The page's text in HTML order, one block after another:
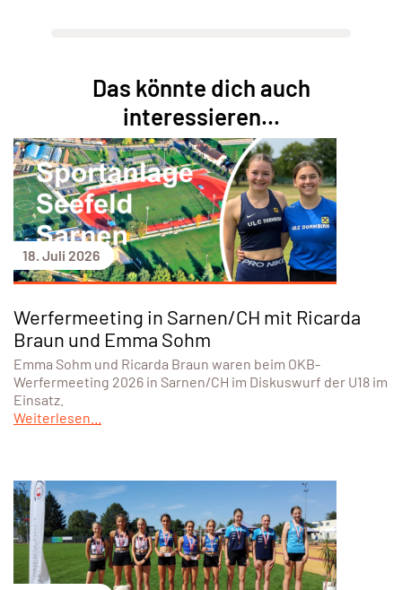
Das könnte dich auch
interessieren...
18. Juli 2026
Werfermeeting in Sarnen/CH mit Ricarda
Braun und Emma Sohm
Emma Sohm und Ricarda Braun waren beim OKB-
Werfermeeting 2026 in Sarnen/CH im Diskuswurf der U18 im
Einsatz.
Weiterlesen...